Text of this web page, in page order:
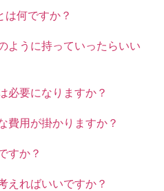
は何ですか？
ように持っていったらいい
必要になりますか？
費用が掛かりますか？
すか？
えればいいですか？